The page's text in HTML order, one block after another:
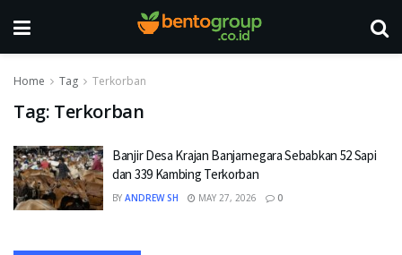
Home Tag Terkorban
Tag: Terkorban
Banjir Desa Krajan Banjarnegara Sebabkan 52 Sapi
dan 339 Kambing Terkorban
BY ANDREW SH MAY 27, 2026 0